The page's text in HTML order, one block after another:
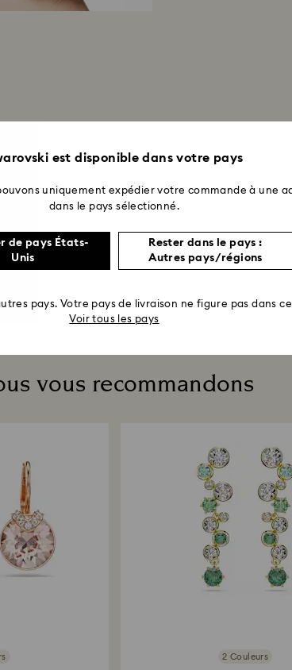
vous recommandons
2 Couleurs
est disponible dans votre pays
uniquement expédier votre commande à une
dans le pays sélectionné.
de pays États-
Unis
Rester dans le pays :
Autres pays/régions
pays. Votre pays de livraison ne figure pas dans
Voir tous les pays